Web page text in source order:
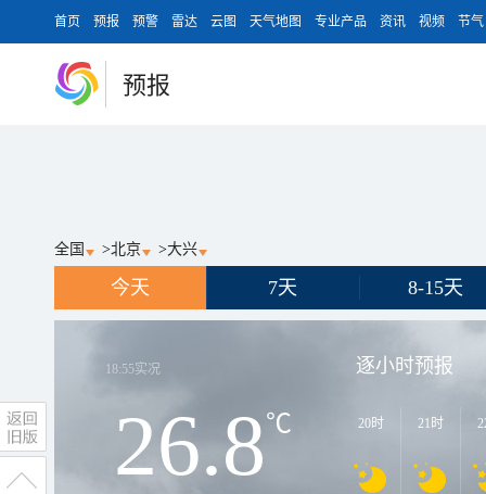
首页 预报 预警 雷达 云图 天气地图 专业产品 资讯 视频 节气
预报
全国 >北京 >大兴
今天 7天 8-15天
18:55实况
26.8℃
逐小时预报
20时 21时